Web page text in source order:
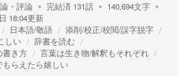
・評論 完結済 131話 140,694文字
18:04更新
日本語/敬語
添削/校正/校閲/誤字脱字
しい
辞書を読む
書き方
言葉は生き物/解釈もそれぞれ
もらえたら嬉しい